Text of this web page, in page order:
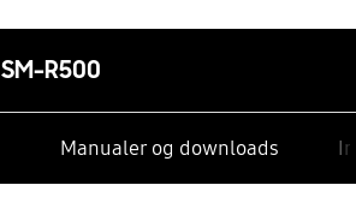
SM-R500
Manualer og downloads